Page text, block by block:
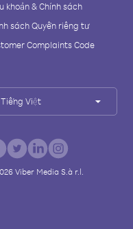
khoản & Chính sách
sách Quyền riêng tư
Complaints Code
Tiếng Việt
Viber Media S.à r.l.